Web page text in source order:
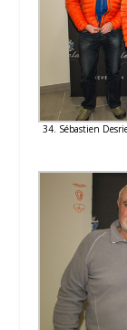
34. Sébastien